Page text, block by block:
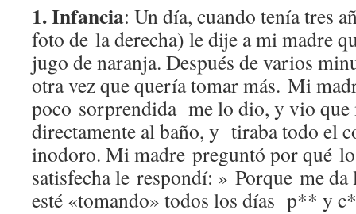
1. Infancia: Un día, cuando tenía tres
foto de la derecha) le dije a mi madre
jugo de naranja. Después de varios
otra vez que quería tomar más. Mi
poco sorprendida me lo dio, y vio
directamente al baño, y tiraba todo el
inodoro. Mi madre preguntó por qué
satisfecha le respondí: » Porque me
esté «tomando» todos los días p** y